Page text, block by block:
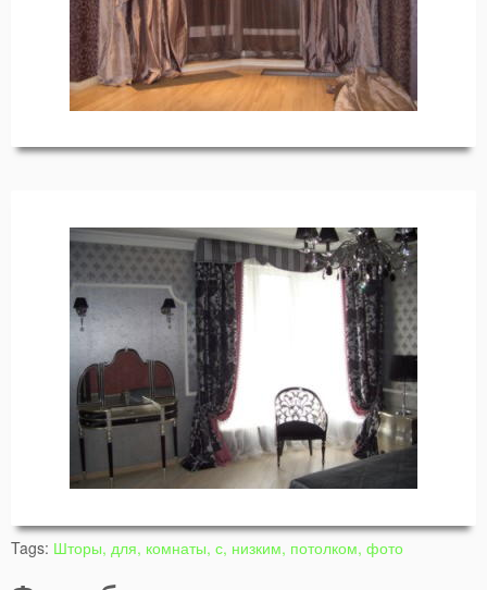
Tags: Шторы, для, комнаты, с, низким, потолком, фото